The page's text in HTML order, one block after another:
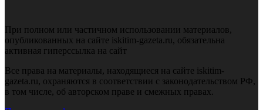
При полном или частичном использовании материалов,
опубликованных на сайте iskitim-gazeta.ru, обязательна
активная гиперссылка на сайт
Все права на материалы, находящиеся на сайте iskitim-
gazeta.ru, охраняются в соответствии с законодательством РФ,
в том числе, об авторском праве и смежных правах.